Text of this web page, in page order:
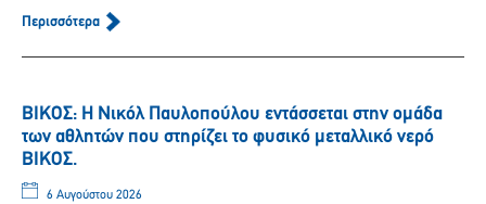
Περισσότερα
ΒΙΚΟΣ: Η Νικόλ Παυλοπούλου εντάσσεται στην ομάδα
των αθλητών που στηρίζει το φυσικό μεταλλικό νερό
ΒΙΚΟΣ.
6 Αυγούστου 2026